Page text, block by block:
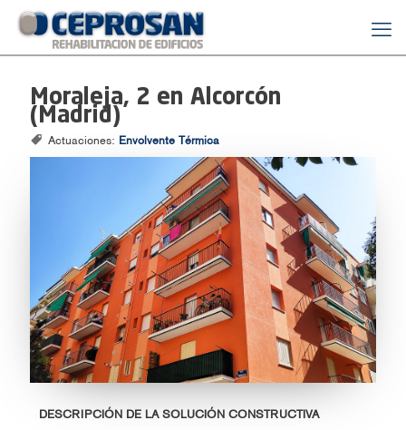
Moraleja, 2 en Alcorcón
(Madrid)
Actuaciones: Envolvente Térmica
DESCRIPCIÓN DE LA SOLUCIÓN CONSTRUCTIVA